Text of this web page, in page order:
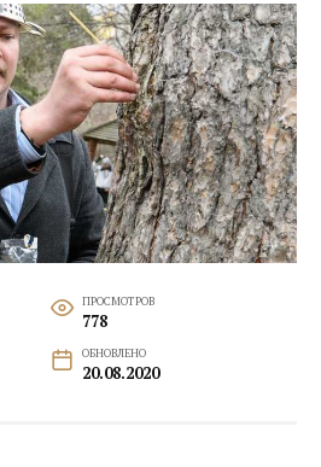
ПРОСМОТРОВ
778
ОБНОВЛЕНО
20.08.2020